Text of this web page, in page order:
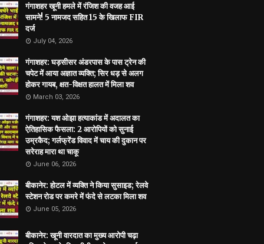
गंगाशहर खूनी हमले में रंजिश की वजह आई
सामने! 5 नामजद सहित 15 के खिलाफ FIR
दर्ज
July 04, 2026
गंगाशहर: घड़सीसर अंडरपास के पास ट्रेन की
चपेट में आया अज्ञात व्यक्ति; सिर धड़ से अलग
होकर गायब, क्षत-विक्षत हालत में मिला शव
March 03, 2026
गंगाशहर: यश ओझा हत्याकांड में अदालत का
ऐतिहासिक फैसला: 2 आरोपियों को सुनाई
उम्रकैद; गर्लफ्रेंड विवाद में चाय की दुकान पर
सरेराह मारा था चाकू
June 06, 2026
बीकानेर: होटल में व्यक्ति ने किया सुसाइड; रेलवे
स्टेशन रोड पर कमरे में फंदे से लटका मिला शव
June 05, 2026
बीकानेर: खूनी वारदात का मुख्य आरोपी चढ़ा